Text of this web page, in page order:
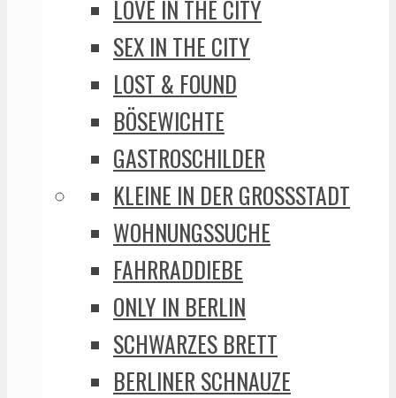
LOVE IN THE CITY
SEX IN THE CITY
LOST & FOUND
BÖSEWICHTE
GASTROSCHILDER
KLEINE IN DER GROSSSTADT
WOHNUNGSSUCHE
FAHRRADDIEBE
ONLY IN BERLIN
SCHWARZES BRETT
BERLINER SCHNAUZE